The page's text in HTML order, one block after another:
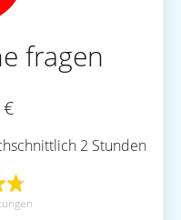
fragen
€
2 Stunden